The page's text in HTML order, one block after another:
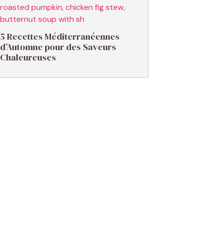
5 Recettes Méditerranéennes
d’Automne pour des Saveurs
Chaleureuses